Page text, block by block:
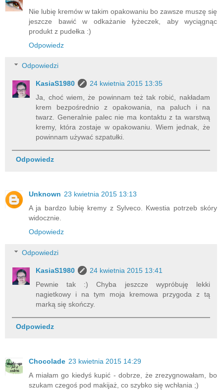
Nie lubię kremów w takim opakowaniu bo zawsze muszę się
jeszcze bawić w odkażanie łyżeczek, aby wyciągnąc
produkt z pudełka :)
Odpowiedz
Odpowiedzi
KasiaS1980
24 kwietnia 2015 13:35
Ja, choć wiem, że powinnam też tak robić, nakładam
krem bezpośrednio z opakowania, na paluch i na
twarz. Generalnie palec nie ma kontaktu z ta warstwą
kremy, która zostaje w opakowaniu. Wiem jednak, że
powinnam używać szpatułki.
Odpowiedz
Unknown 23 kwietnia 2015 13:13
A ja bardzo lubię kremy z Sylveco. Kwestia potrzeb skóry
widocznie.
Odpowiedz
Odpowiedzi
KasiaS1980
24 kwietnia 2015 13:41
Pewnie tak :) Chyba jeszcze wypróbuję lekki
nagietkowy i na tym moja kremowa przygoda z tą
marką się skończy.
Odpowiedz
Chocolade 23 kwietnia 2015 14:29
A miałam go kiedyś kupić - dobrze, że zrezygnowałam, bo
szukam czegoś pod makijaż, co szybko się wchłania ;)